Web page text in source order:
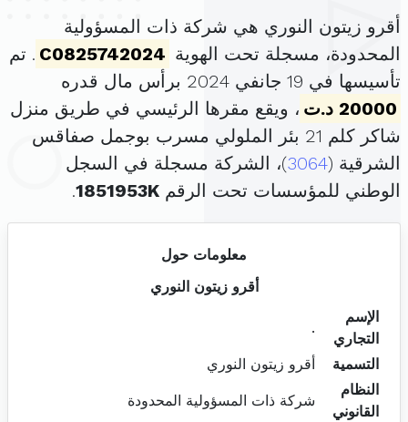
أقرو زيتون النوري هي شركة ذات المسؤولية
المحدودة، مسجلة تحت الهوية C0825742024 . تم
تأسيسها في 19 جانفي 2024 برأس مال قدره
20000 د.ت
، ويقع مقرها الرئيسي في طريق منزل
شاكر كلم 21 بئر الملولي مسرب بوجمل صفاقس
الشرقية (3064)، الشركة مسجلة في السجل
الوطني للمؤسسات تحت الرقم 1851953K
.
معلومات حول
أقرو زيتون النوري
الإسم
التجاري
.
التسمية
أقرو زيتون النوري
النظام
القانوني
شركة ذات المسؤولية المحدودة